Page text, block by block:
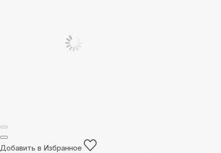
Добавить в Избранное